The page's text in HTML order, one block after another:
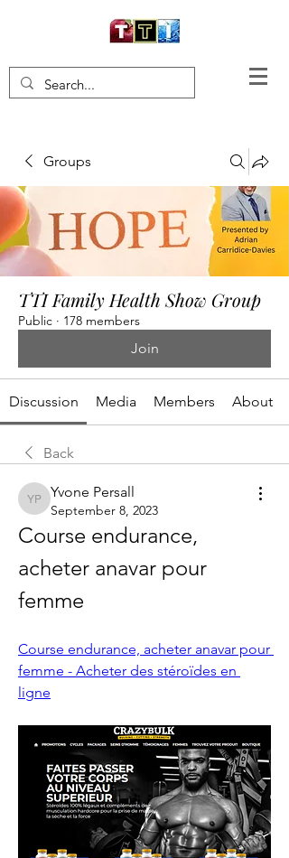
Groups
TTI Family Health Show Group
Public · 178 members
Join
Discussion Media Members About
Back
Yvone Persall
Yvone Persall
September 8, 2023
Course endurance,
acheter anavar pour
femme
Course endurance, acheter anavar pour
femme - Acheter des stéroïdes en
ligne